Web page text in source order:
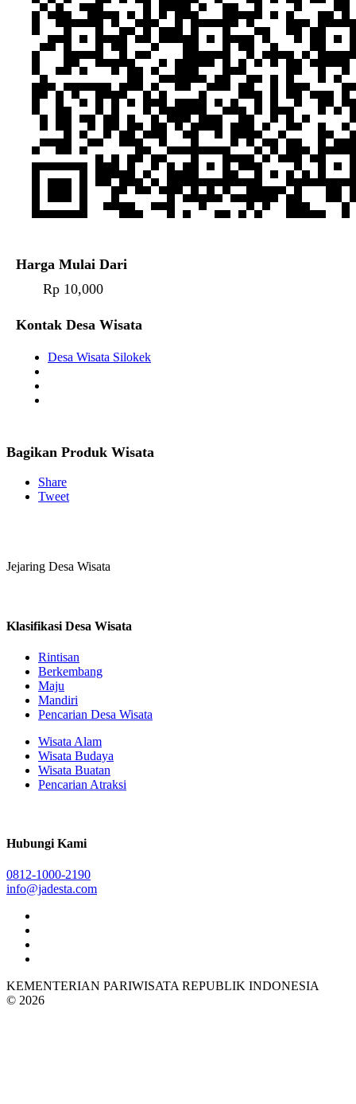
Harga Mulai Dari
Rp 10,000
Kontak Desa Wisata
Desa Wisata Silokek
Bagikan Produk Wisata
Share
Tweet
Jejaring Desa Wisata
Klasifikasi Desa Wisata
Rintisan
Berkembang
Maju
Mandiri
Pencarian Desa Wisata
Wisata Alam
Wisata Budaya
Wisata Buatan
Pencarian Atraksi
Hubungi Kami
0812-1000-2190
info@jadesta.com
KEMENTERIAN PARIWISATA REPUBLIK INDONESIA
© 2026